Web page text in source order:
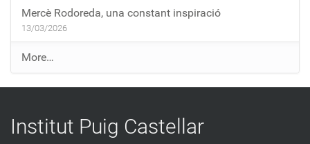
Mercè Rodoreda, una constant inspiració
13/03/2026
E
n
t
a
More…
Institut Puig Castellar